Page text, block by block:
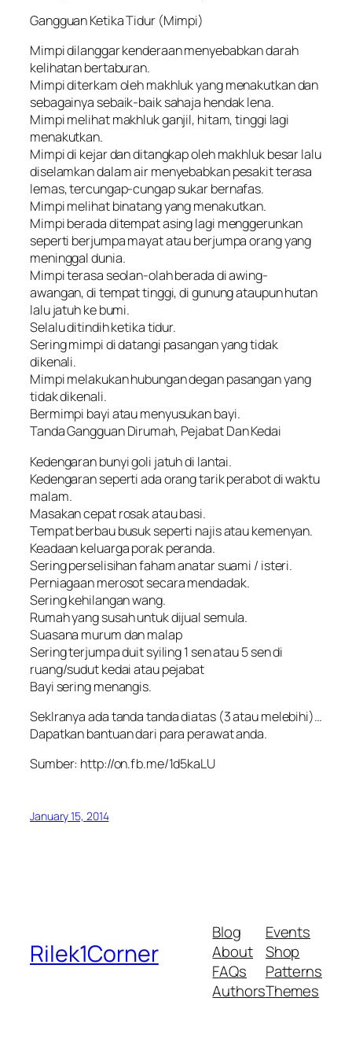
Gangguan Ketika Tidur (Mimpi)
Mimpi dilanggar kenderaan menyebabkan darah
kelihatan bertaburan.
Mimpi diterkam oleh makhluk yang menakutkan dan
sebagainya sebaik-baik sahaja hendak lena.
Mimpi melihat makhluk ganjil, hitam, tinggi lagi
menakutkan.
Mimpi di kejar dan ditangkap oleh makhluk besar lalu
diselamkan dalam air menyebabkan pesakit terasa
lemas, tercungap-cungap sukar bernafas.
Mimpi melihat binatang yang menakutkan.
Mimpi berada ditempat asing lagi menggerunkan
seperti berjumpa mayat atau berjumpa orang yang
meninggal dunia.
Mimpi terasa seolan-olah berada di awing-
awangan, di tempat tinggi, di gunung ataupun hutan
lalu jatuh ke bumi.
Selalu ditindih ketika tidur.
Sering mimpi di datangi pasangan yang tidak
dikenali.
Mimpi melakukan hubungan degan pasangan yang
tidak dikenali.
Bermimpi bayi atau menyusukan bayi.
Tanda Gangguan Dirumah, Pejabat Dan Kedai
Kedengaran bunyi goli jatuh di lantai.
Kedengaran seperti ada orang tarik perabot di waktu
malam.
Masakan cepat rosak atau basi.
Tempat berbau busuk seperti najis atau kemenyan.
Keadaan keluarga porak peranda.
Sering perselisihan faham anatar suami / isteri.
Perniagaan merosot secara mendadak.
Sering kehilangan wang.
Rumah yang susah untuk dijual semula.
Suasana murum dan malap
Sering terjumpa duit syiling 1 sen atau 5 sen di
ruang/sudut kedai atau pejabat
Bayi sering menangis.
Seklranya ada tanda tanda diatas (3 atau melebihi)…
Dapatkan bantuan dari para perawat anda.
Sumber: http://on.fb.me/1d5kaLU
January 15, 2014
Rilek1Corner
Blog
About
FAQs
Authors
Events
Shop
Patterns
Themes